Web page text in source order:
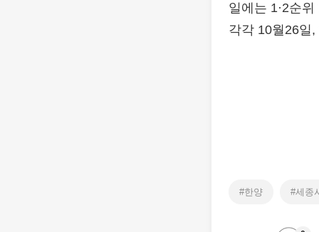
일에는 1·2순
각각 10월26일
#한양 #세종